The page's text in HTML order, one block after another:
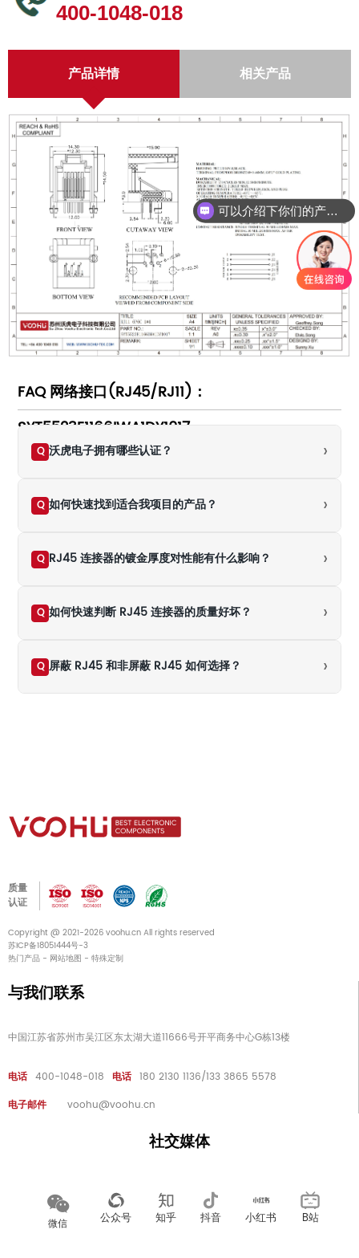
400-1048-018
产品详情 相关产品
FAQ 网络接口(RJ45/RJ11)：
SYT5523E1166IWA1DY1017
Q 沃虎电子拥有哪些认证？ ›
Q 如何快速找到适合我项目的产品？ ›
Q RJ45 连接器的镀金厚度对性能有什么影响？ ›
Q 如何快速判断 RJ45 连接器的质量好坏？ ›
Q 屏蔽 RJ45 和非屏蔽 RJ45 如何选择？ ›
质量
认证
Copyright @ 2021-2026 voohu.cn All rights reserved
苏ICP备18051444号-3
热门产品 - 网站地图 - 特殊定制
与我们联系
中国江苏省苏州市吴江区东太湖大道11666号开平商务中心G栋13楼
电话 400-1048-018 电话 180 2130 1136/133 3865 5578
电子邮件
voohu@voohu.cn
社交媒体
微信 公众号 知乎 抖音 小红书 B站
可以介绍下你们的产品么